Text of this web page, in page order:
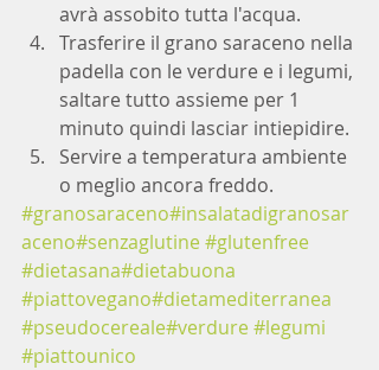
avrà assobito tutta l'acqua.
Trasferire il grano saraceno nella
padella con le verdure e i legumi,
saltare tutto assieme per 1
minuto quindi lasciar intiepidire.
Servire a temperatura ambiente
o meglio ancora freddo.
#granosaraceno#insalatadigranosar
aceno#senzaglutine #glutenfree
#dietasana#dietabuona
#piattovegano#dietamediterranea
#pseudocereale#verdure #legumi
#piattounico